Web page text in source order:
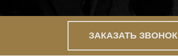
ЗАКАЗАТЬ ЗВОНОК